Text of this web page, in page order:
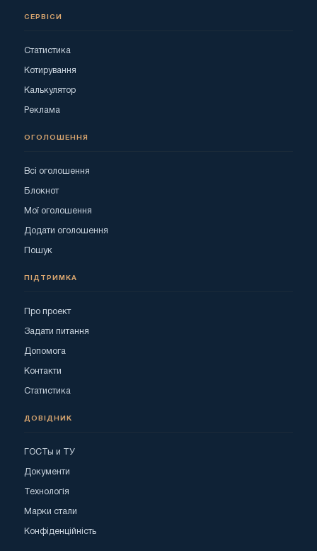
СЕРВІСИ
Статистика
Котирування
Калькулятор
Реклама
ОГОЛОШЕННЯ
Всі оголошення
Блокнот
Мої оголошення
Додати оголошення
Пошук
ПІДТРИМКА
Про проект
Задати питання
Допомога
Контакти
Статистика
ДОВІДНИК
ГОСТы и ТУ
Документи
Технологія
Марки стали
Конфіденційність